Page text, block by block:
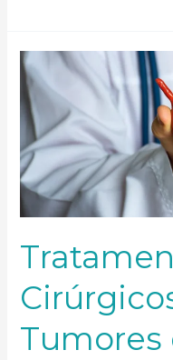
Tumores
Tratamentos
Cirúrgicos
para
Tumores
de
Bexiga